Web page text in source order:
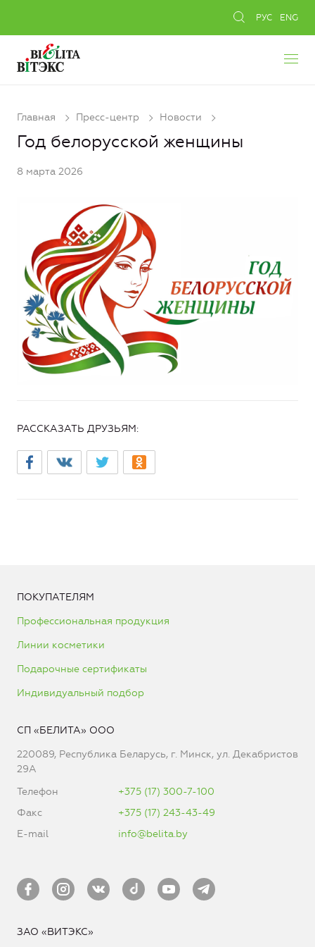
РУС ENG
Главная Пресс-центр Новости
Год белорусской женщины
8 марта 2026
РАССКАЗАТЬ ДРУЗЬЯМ:
ПОКУПАТЕЛЯМ
Профессиональная продукция
Линии косметики
Подарочные сертификаты
Индивидуальный подбор
СП «БЕЛИТА» ООО
220089, Республика Беларусь, г. Минск, ул. Декабристов
29А
Телефон
+375 (17) 300-7-100
Факс
+375 (17) 243-43-49
E-mail
info@belita.by
ЗАО «ВИТЭКС»